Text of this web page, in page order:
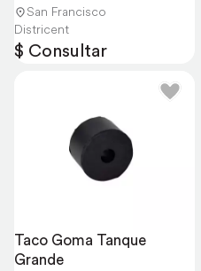
San Francisco
Districent
$ Consultar
Taco Goma Tanque
Grande